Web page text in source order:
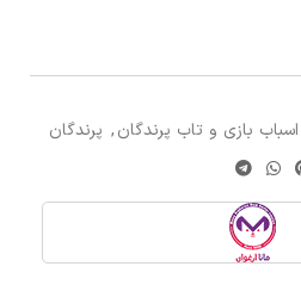
اسباب بازی و تاب پرندگان, پرندگان